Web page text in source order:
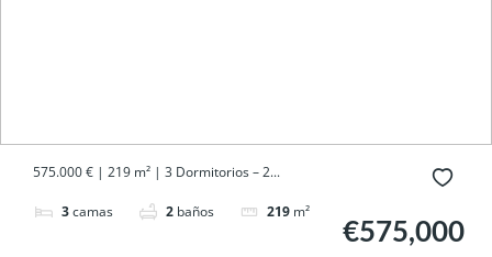
575.000 € | 219 m² | 3 Dormitorios – 2...
3camas 2 baños 219 m²
€575,000